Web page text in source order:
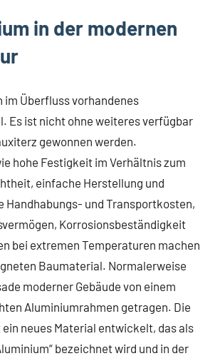
in der modernen
im Überfluss vorhandenes
Es ist nicht ohne weiteres verfügbar
gewonnen werden.
hohe Festigkeit im Verhältnis zum
einfache Herstellung und
Handhabungs- und Transportkosten,
Korrosionsbeständigkeit
bei extremen Temperaturen machen
Baumaterial. Normalerweise
moderner Gebäude von einem
Aluminiumrahmen getragen. Die
neues Material entwickelt, das als
bezeichnet wird und in der